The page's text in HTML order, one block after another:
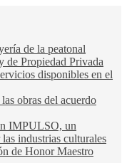
de la peatonal
de Propiedad Privada
disponibles en el
obras del acuerdo
IMPULSO, un
industrias culturales
de Honor Maestro